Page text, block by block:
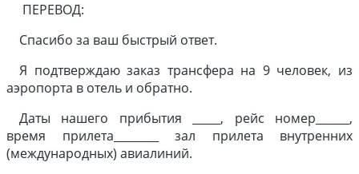
ПЕРЕВОД:
Спасибо за ваш быстрый ответ.
Я подтверждаю заказ трансфера на 9 человек, из
аэропорта в отель и обратно.
Даты нашего прибытия _____, рейс номер______,
время прилета________ зал прилета внутренних
(международных) авиалиний.